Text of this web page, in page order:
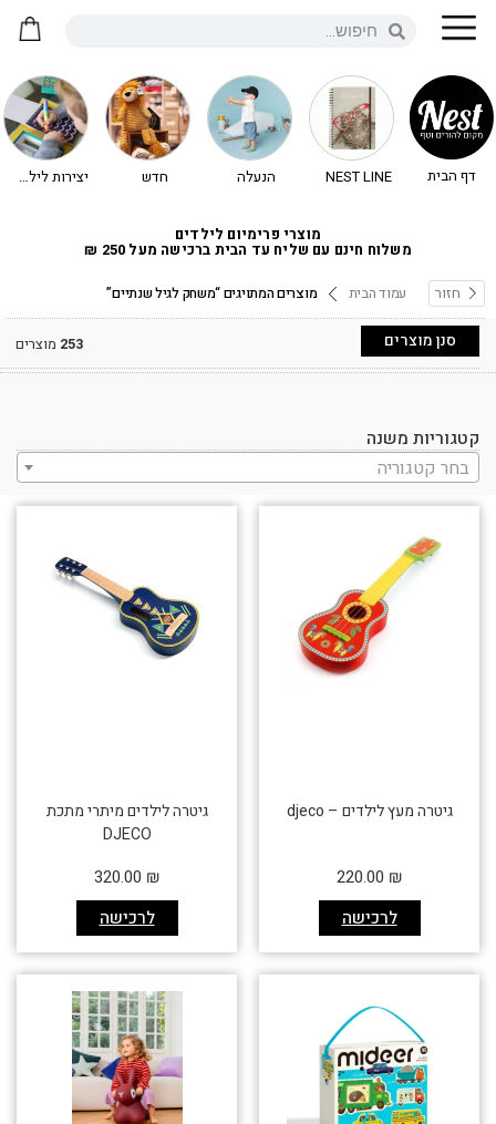
דף הבית NEST LINE הנעלה חדש יצירות לילדים - יצירה לילדים
מוצרי פרימיום לילדים
משלוח חינם עם שליח עד הבית ברכישה מעל 250 ₪
חזור עמוד הבית מוצרים המתויגים “משחק לגיל שנתיים”
253 מוצרים סנן מוצרים
קטגוריות משנה
בחר קטגוריה
גיטרה מעץ לילדים – djeco
לרכישה
220.00 ₪
גיטרה לילדים מיתרי מתכת
DJECO
לרכישה
320.00 ₪